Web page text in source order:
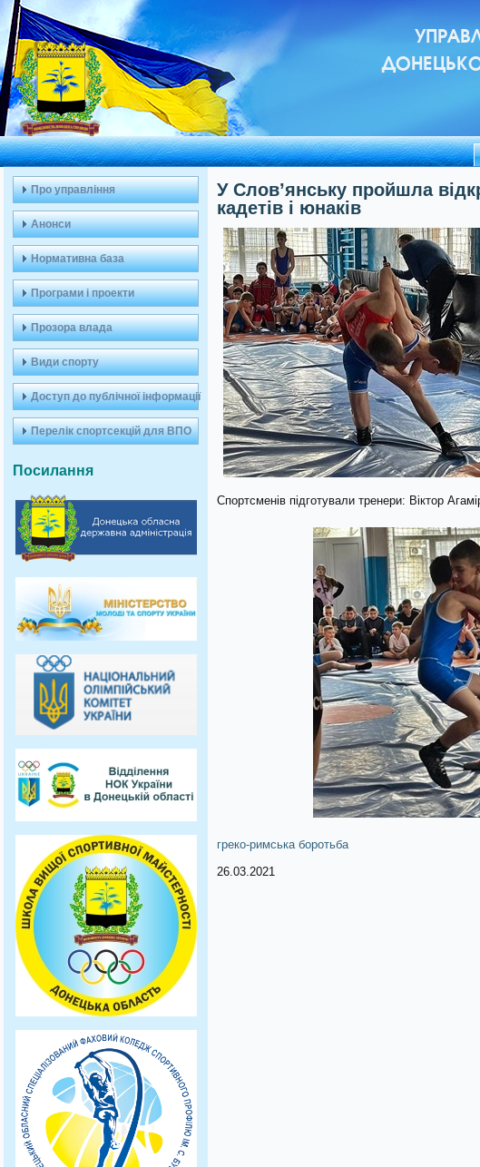
Про управління
Анонси
Нормативна база
Програми і проекти
Прозора влада
Види спорту
Доступ до публічної інформації
Перелік спортсекцій для ВПО
Посилання
У Слов’янську пройшла
кадетів і юнаків
Спортсменів підготували тренери: Віктор
греко-римська боротьба
26.03.2021